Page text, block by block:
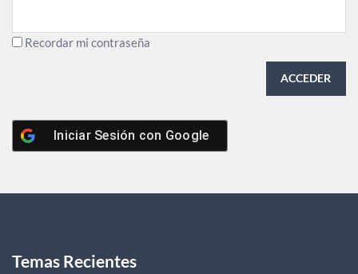
Recordar mi contraseña
ACCEDER
Iniciar Sesión con Google
Temas Recientes